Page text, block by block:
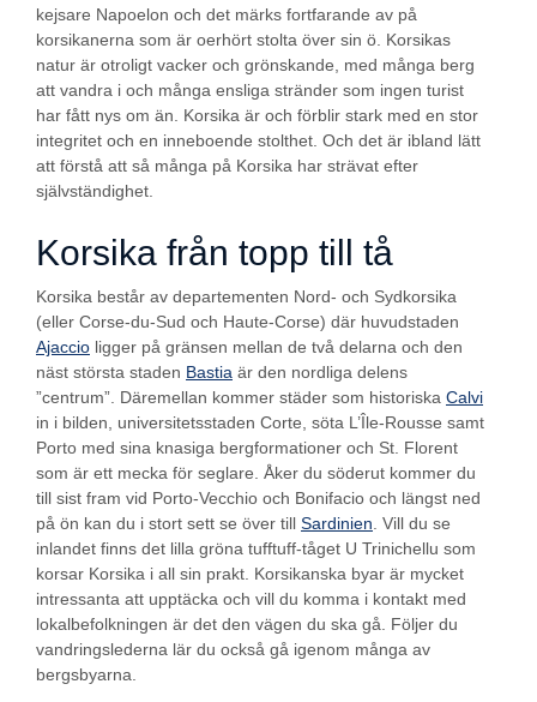
kejsare Napoelon och det märks fortfarande av på
korsikanerna som är oerhört stolta över sin ö. Korsikas
natur är otroligt vacker och grönskande, med många berg
att vandra i och många ensliga stränder som ingen turist
har fått nys om än. Korsika är och förblir stark med en stor
integritet och en inneboende stolthet. Och det är ibland lätt
att förstå att så många på Korsika har strävat efter
självständighet.
Korsika från topp till tå
Korsika består av departementen Nord- och Sydkorsika
(eller Corse-du-Sud och Haute-Corse) där huvudstaden
Ajaccio ligger på gränsen mellan de två delarna och den
näst största staden Bastia är den nordliga delens
”centrum”. Däremellan kommer städer som historiska Calvi
in i bilden, universitetsstaden Corte, söta L’Île-Rousse samt
Porto med sina knasiga bergformationer och St. Florent
som är ett mecka för seglare. Åker du söderut kommer du
till sist fram vid Porto-Vecchio och Bonifacio och längst ned
på ön kan du i stort sett se över till Sardinien . Vill du se
inlandet finns det lilla gröna tufftuff-tåget U Trinichellu som
korsar Korsika i all sin prakt. Korsikanska byar är mycket
intressanta att upptäcka och vill du komma i kontakt med
lokalbefolkningen är det den vägen du ska gå. Följer du
vandringslederna lär du också gå igenom många av
bergsbyarna.